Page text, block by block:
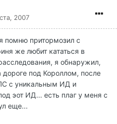
2007
помню притормозил с
же любит кататься в
я обнаружил,
дороге под Короллом, после
с уникальным ИД и
эот ИД... есть плаг у меня с
еще...